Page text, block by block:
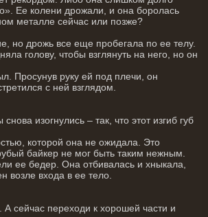
Ее колени дрожали, и она боролась
металле сейчас или позже?
но дрожь все еще пробегала по ее телу.
голову, чтобы взглянуть на него, но он
Просунув руку ей под плечи, он
с ней взглядом.
изогнулись – так, что этот изгиб губ
которой она не ожидала. Это
байкер не мог быть таким нежным.
ее бедер. Она отбивалась и хныкала,
возле входа в ее тело.
сейчас переходи к хорошей части и